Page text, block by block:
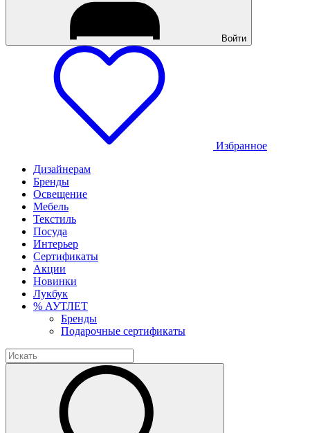
Войти
Избранное
Дизайнерам
Бренды
Освещение
Мебель
Текстиль
Посуда
Интерьер
Сертификаты
Акции
Новинки
Лукбук
% АУТЛЕТ
Бренды
Подарочные сертификаты